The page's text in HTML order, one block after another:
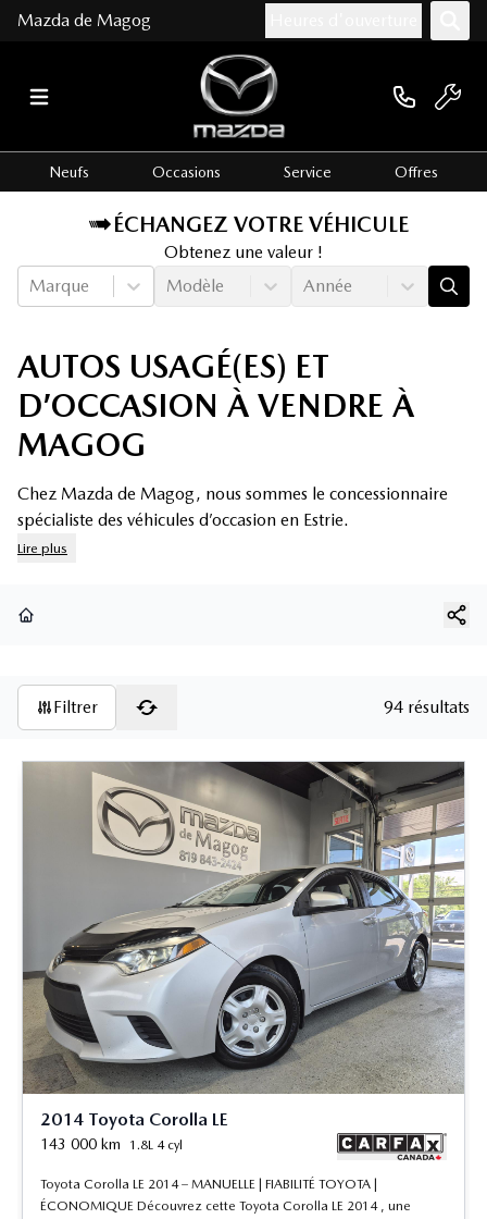
Mazda de Magog
Neufs Occasions Service Offres
ÉCHANGEZ VOTRE VÉHICULE
Obtenez une valeur !
Marque
Modèle Année
AUTOS USAGÉ(ES) ET
D’OCCASION À VENDRE À
MAGOG
Chez Mazda de Magog, nous sommes le concessionnaire
spécialiste des véhicules d’occasion en Estrie.
Lire plus
Filtrer 94 résultats
2014 Toyota Corolla LE
143 000 km 1.8L 4 cyl
Toyota Corolla LE 2014 – MANUELLE | FIABILITÉ TOYOTA |
ÉCONOMIQUE Découvrez cette Toyota Corolla LE 2014 , une